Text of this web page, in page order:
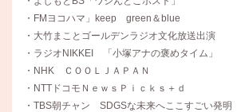
・FMヨコハマ」keep green＆blue
・大竹まことゴールデンラジオ文化放送出演
・ラジオNIKKEI 「小塚アナの褒めタイム」
・NHK ＣＯＯＬＪＡＰＡＮ
・NTTドコモＮｅｗｓＰｉｃｋｓ＋ｄ
・TBS朝チャン SDGSな未来へここすごい発明